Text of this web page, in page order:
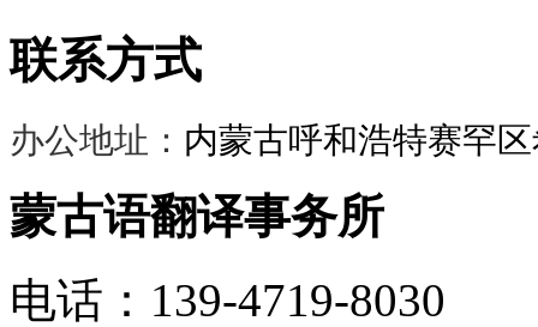
联系方式
办公地址： 内蒙古呼和浩特赛罕
蒙古语翻译事务所
电话：139-4719-8030